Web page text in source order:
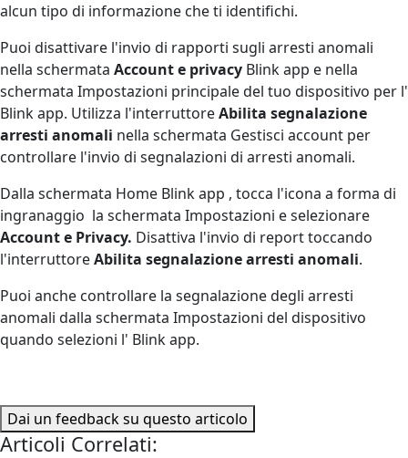
alcun tipo di informazione che ti identifichi.
Puoi disattivare l'invio di rapporti sugli arresti anomali
nella schermata Account e privacy Blink app e nella
schermata Impostazioni principale del tuo dispositivo per l'
Blink app. Utilizza l'interruttoreAbilita segnalazione
arresti anomali nella schermata Gestisci account per
controllare l'invio di segnalazioni di arresti anomali.
Dalla schermata Home Blink app , tocca l'icona a forma di
ingranaggio la schermata Impostazioni e selezionare
Account e Privacy. Disattiva l'invio di report toccando
l'interruttoreAbilita segnalazione arresti anomali.
Puoi anche controllare la segnalazione degli arresti
anomali dalla schermata Impostazioni del dispositivo
quando selezioni l' Blink app.
Dai un feedback su questo articolo
Articoli Correlati: